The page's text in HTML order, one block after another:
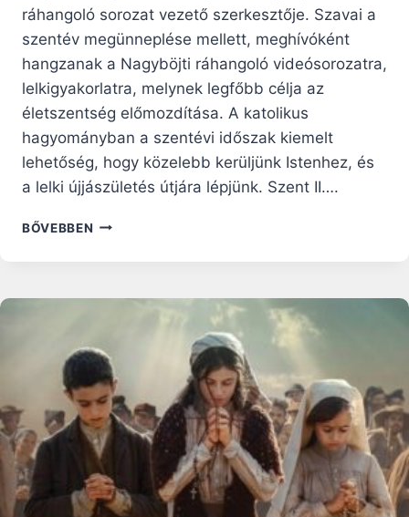
ráhangoló sorozat vezető szerkesztője. Szavai a
szentév megünneplése mellett, meghívóként
hangzanak a Nagyböjti ráhangoló videósorozatra,
lelkigyakorlatra, melynek legfőbb célja az
életszentség előmozdítása. A katolikus
hagyományban a szentévi időszak kiemelt
lehetőség, hogy közelebb kerüljünk Istenhez, és
a lelki újjászületés útjára lépjünk. Szent II….
BŐVEBBEN BŰNBOCSÁTÓ
VÁR
ÚJ
ÉVADDAL
JELENTKEZIK
A
NAGYBÖJTI
RÁHANGOLÓ
VIDEÓSOROZAT